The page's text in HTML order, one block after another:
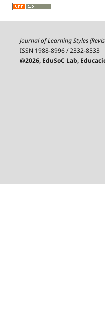
Journal of Learning Styles
ISSN 1988-8996 / 2332-8533
@2026, EduSoC Lab,